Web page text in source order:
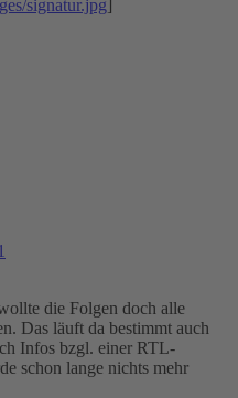
signatur.jpg
die Folgen doch alle
Das läuft da bestimmt auch
Infos bzgl. einer RTL-
schon lange nichts mehr